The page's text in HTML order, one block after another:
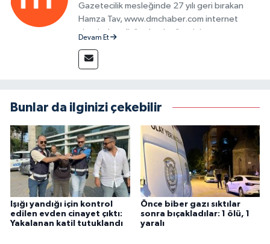
Gazetecilik mesleğinde 27 yılı geri bırakan
Hamza Tav, www.dmchaber.com internet
sitesinde editör olarak görevini
Devam Et
Bunlar da ilginizi çekebilir
Işığı yandığı için kontrol
edilen evden cinayet çıktı:
Yakalanan katil tutuklandı
Önce biber gazı sıktılar
sonra bıçakladılar: 1 ölü, 1
yaralı